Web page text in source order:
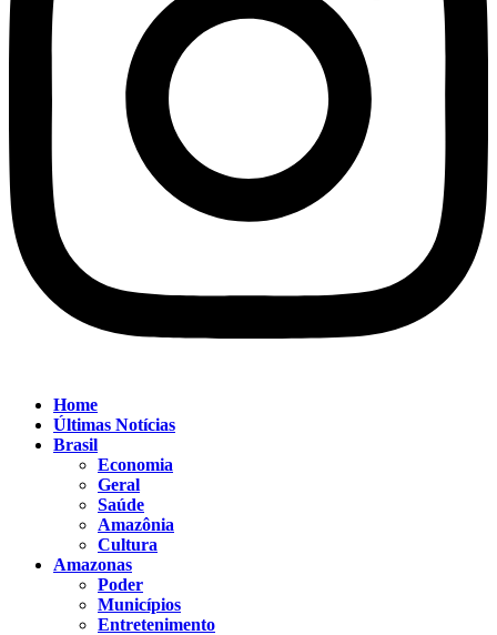
Home
Últimas Notícias
Brasil
Economia
Geral
Saúde
Amazônia
Cultura
Amazonas
Poder
Municípios
Entretenimento